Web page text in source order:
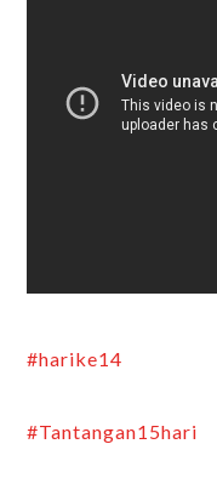
#harike14
#Tantangan15hari